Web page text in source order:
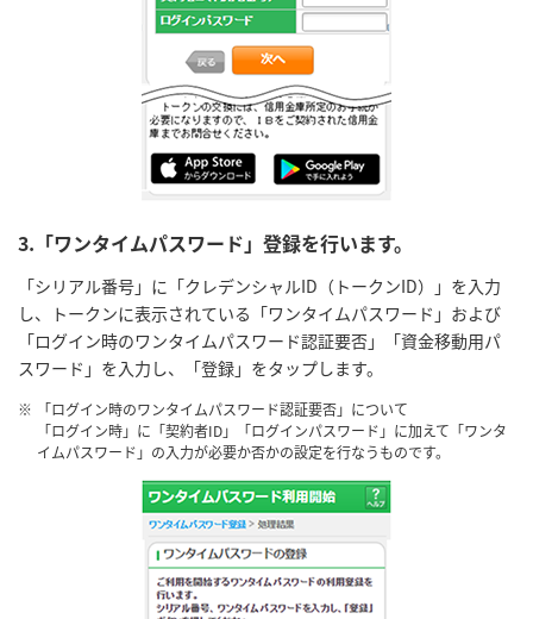
3.「ワンタイムパスワード」登録を行います。
「シリアル番号」に「クレデンシャルID（トークンID）」を入力
し、トークンに表示されている「ワンタイムパスワード」および
「ログイン時のワンタイムパスワード認証要否」「資金移動用パ
スワード」を入力し、「登録」をタップします。
※
「ログイン時のワンタイムパスワード認証要否」について
「ログイン時」に「契約者ID」「ログインパスワード」に加えて「ワンタ
イムパスワード」の入力が必要か否かの設定を行なうものです。